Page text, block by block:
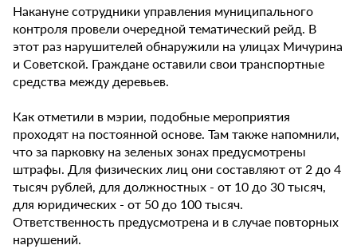
Накануне сотрудники управления муниципального
контроля провели очередной тематический рейд. В
этот раз нарушителей обнаружили на улицах Мичурина
и Советской. Граждане оставили свои транспортные
средства между деревьев.
Как отметили в мэрии, подобные мероприятия
проходят на постоянной основе. Там также напомнили,
что за парковку на зеленых зонах предусмотрены
штрафы. Для физических лиц они составляют от 2 до 4
тысяч рублей, для должностных - от 10 до 30 тысяч,
для юридических - от 50 до 100 тысяч.
Ответственность предусмотрена и в случае повторных
нарушений.